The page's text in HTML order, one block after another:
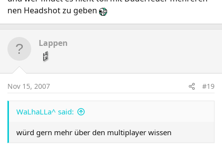
nen Headshot zu geben
Lappen
Nov 15, 2007 #19
WaLhaLLa^ said:
würd gern mehr über den multiplayer wissen